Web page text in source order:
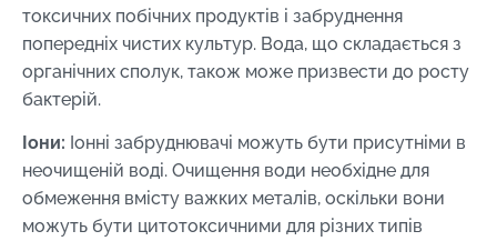
токсичних побічних продуктів і забруднення
попередніх чистих культур. Вода, що складається з
органічних сполук, також може призвести до росту
бактерій.
Іони: Іонні забруднювачі можуть бути присутніми в
неочищеній воді. Очищення води необхідне для
обмеження вмісту важких металів, оскільки вони
можуть бути цитотоксичними для різних типів